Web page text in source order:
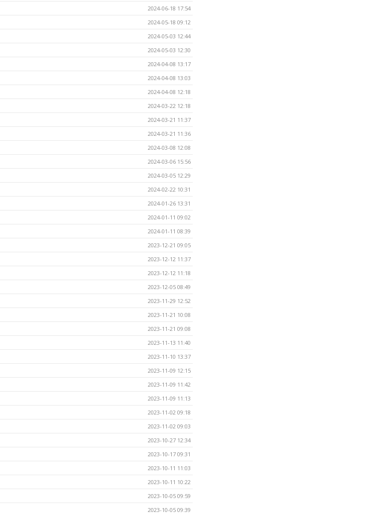
2024-06-18 17:54
2024-05-18 09:12
2024-05-03 12:44
2024-05-03 12:30
2024-04-08 13:17
2024-04-08 13:03
2024-04-08 12:18
2024-03-22 12:18
2024-03-21 11:37
2024-03-21 11:36
2024-03-08 12:08
2024-03-06 15:56
2024-03-05 12:29
2024-02-22 10:31
2024-01-26 13:31
2024-01-11 09:02
2024-01-11 08:39
2023-12-21 09:05
2023-12-12 11:37
2023-12-12 11:18
2023-12-05 08:49
2023-11-29 12:52
2023-11-21 10:08
2023-11-21 09:08
2023-11-13 11:40
2023-11-10 13:37
2023-11-09 12:15
2023-11-09 11:42
2023-11-09 11:13
2023-11-02 09:18
2023-11-02 09:03
2023-10-27 12:34
2023-10-17 09:31
2023-10-11 11:03
2023-10-11 10:22
2023-10-05 09:59
2023-10-05 09:39